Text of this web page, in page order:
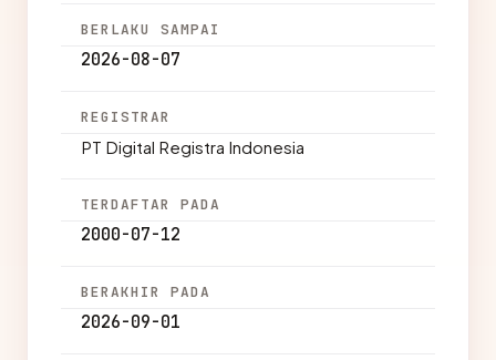
BERLAKU SAMPAI
2026-08-07
REGISTRAR
PT Digital Registra Indonesia
TERDAFTAR PADA
2000-07-12
BERAKHIR PADA
2026-09-01